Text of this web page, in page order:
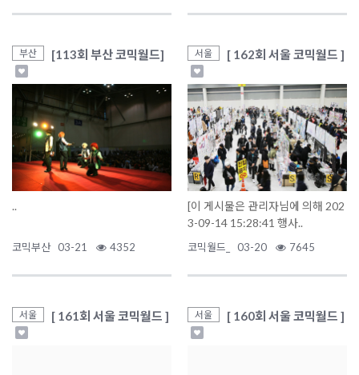
부산 [113회 부산 코믹월드]
..
코믹부산 03-21 4352
서울 [ 162회 서울 코믹월드 ]
[이 게시물은 관리자님에 의해 202
3-09-14 15:28:41 행사..
코믹월드_ 03-20 7645
서울 [ 161회 서울 코믹월드 ] 서울 [ 160회 서울 코믹월드 ]